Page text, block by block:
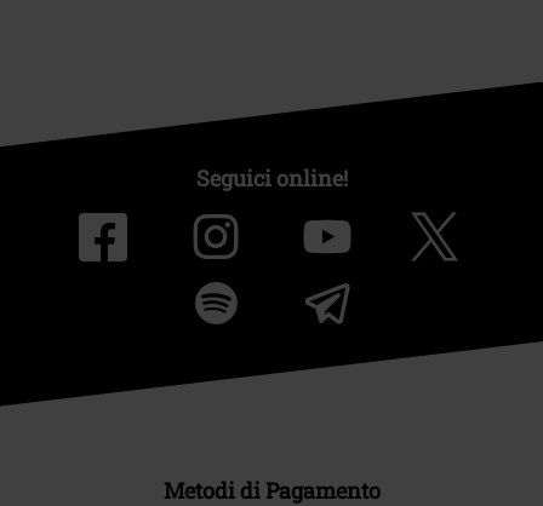
Seguici online!
Metodi di Pagamento